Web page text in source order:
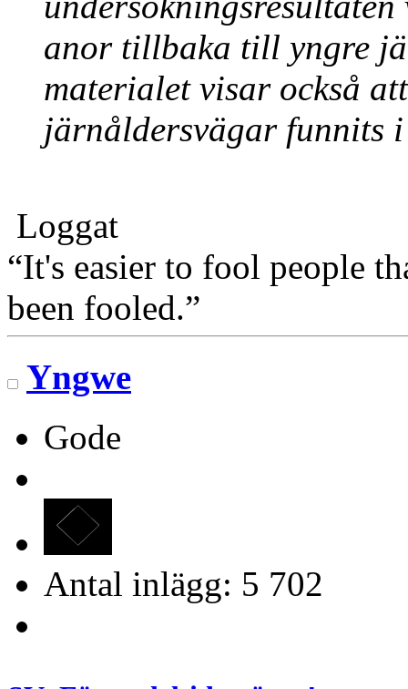
anor tillbaka till yngre
materialet visar också
järnåldersvägar funnits
Loggat
“It's easier to fool people
been fooled.”
Yngwe
Gode
Antal inlägg: 5 702